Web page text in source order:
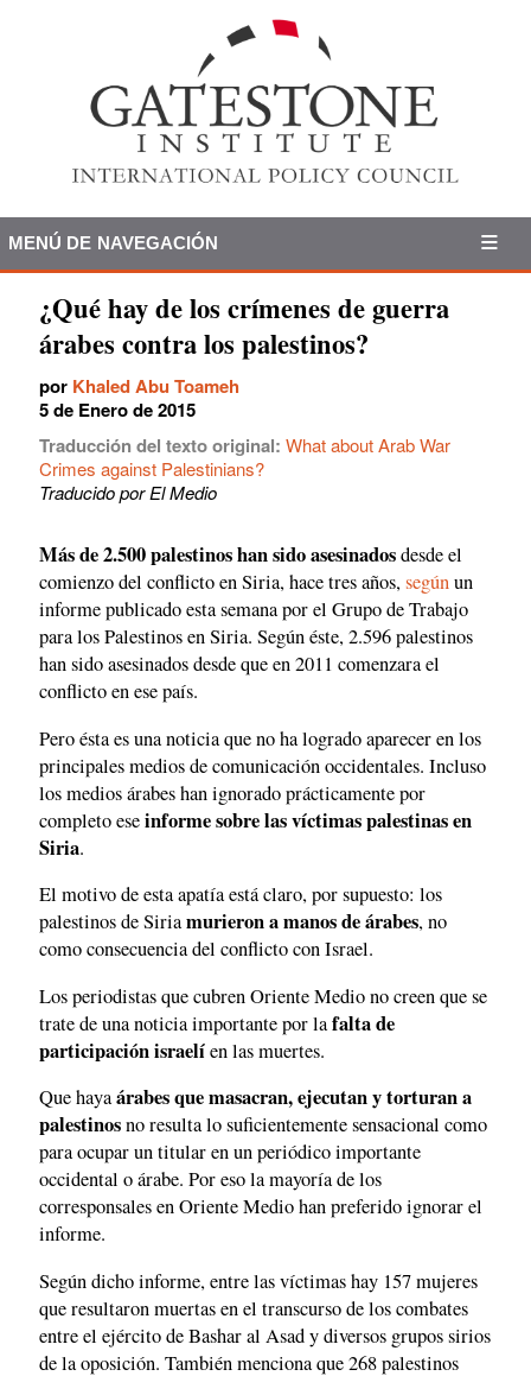
MENÚ DE NAVEGACIÓN
¿Qué hay de los crímenes de guerra
árabes contra los palestinos?
por Khaled Abu Toameh
5 de Enero de 2015
Traducción del texto original: What about Arab War
Crimes against Palestinians?
Traducido por El Medio
Más de 2.500 palestinos han sido asesinadosdesde el
comienzo del conflicto en Siria, hace tres años,segúnun
informe publicado esta semana por el Grupo de Trabajo
para los Palestinos en Siria. Según éste, 2.596 palestinos
han sido asesinados desde que en 2011 comenzara el
conflicto en ese país.
Pero ésta es una noticia que no ha logrado aparecer en los
principales medios de comunicación occidentales. Incluso
los medios árabes han ignorado prácticamente por
completo eseinforme sobre las víctimas palestinas en
Siria.
El motivo de esta apatía está claro, por supuesto: los
palestinos de Siriamurieron a manos de árabes, no
como consecuencia del conflicto con Israel.
Los periodistas que cubren Oriente Medio no creen que se
trate de una noticia importante por lafalta de
participación israelíen las muertes.
Que hayaárabes que masacran, ejecutan y torturan a
palestinosno resulta lo suficientemente sensacional como
para ocupar un titular en un periódico importante
occidental o árabe. Por eso la mayoría de los
corresponsales en Oriente Medio han preferido ignorar el
informe.
Según dicho informe, entre las víctimas hay 157 mujeres
que resultaron muertas en el transcurso de los combates
entre el ejército de Bashar al Asad y diversos grupos sirios
de la oposición. También menciona que 268 palestinos